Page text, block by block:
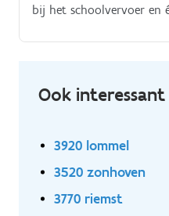
bij het schoolvervoer en
bedrijf voor een
Ook interessant
3920 lommel
3520 zonhoven
3770 riemst